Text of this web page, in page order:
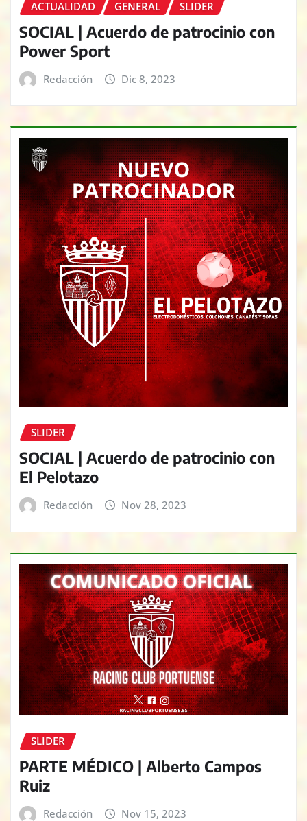
ACTUALIDAD GENERAL SLIDER
SOCIAL | Acuerdo de patrocinio con
Power Sport
Redacción Dic 8, 2023
SLIDER
SOCIAL | Acuerdo de patrocinio con
El Pelotazo
Redacción Nov 28, 2023
SLIDER
PARTE MÉDICO | Alberto Campos
Ruiz
Redacción Nov 15, 2023